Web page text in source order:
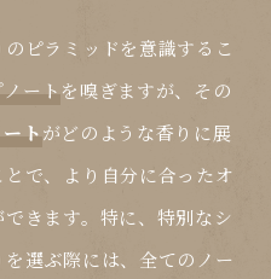
ピラミッドを意識するこ
ート を嗅ぎますが、その
トがどのような香りに展
で、より自分に合ったオ
きます。特に、特別なシ
選ぶ際には、全てのノー